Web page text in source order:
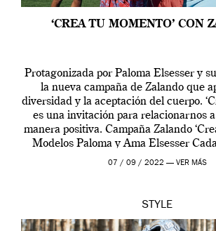
‘CREA TU MOMENTO’ CON
Protagonizada por Paloma Elsesser y
la nueva campaña de Zalando que
diversidad y la aceptación del cuerpo.
es una invitación para relacionarnos
manera positiva. Campaña Zalando
Modelos Paloma y Ama Elsesser
outfit, cada momento,
07 / 09 / 2022 — VER MÁS
STYLE